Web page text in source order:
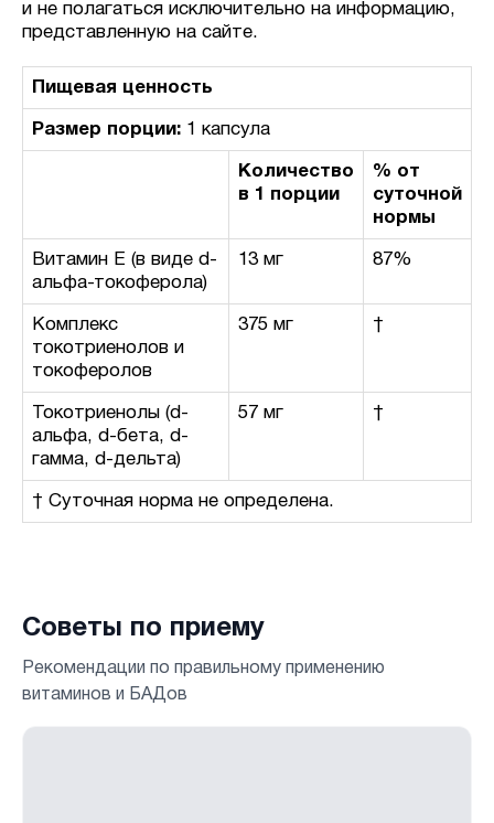
и не полагаться исключительно на информацию,
представленную на сайте.
Пищевая ценность
Размер порции: 1 капсула
Количество
в 1 порции
% от
суточной
нормы
Витамин E (в виде d-
альфа-токоферола)
13 мг 87%
Комплекс
токотриенолов и
токоферолов
375 мг †
Токотриенолы (d-
альфа, d-бета, d-
гамма, d-дельта)
57 мг †
† Суточная норма не определена.
Советы по приему
Рекомендации по правильному применению
витаминов и БАДов